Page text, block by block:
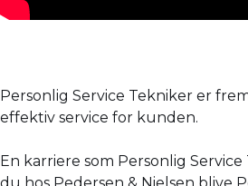
Personlig Service Tekniker er
effektiv service for kunden.
En karriere som Personlig